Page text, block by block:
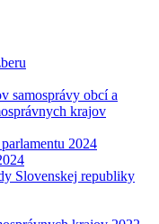
samosprávy obcí a
krajov
2024
Slovenskej republiky